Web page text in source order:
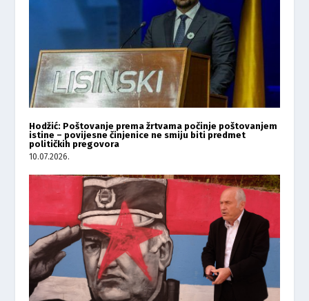
Hodžić: Poštovanje prema žrtvama počinje poštovanjem
istine – povijesne činjenice ne smiju biti predmet
političkih pregovora
10.07.2026.